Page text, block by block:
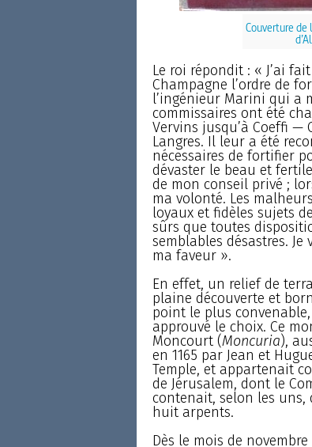
Couverture de
Le roi répondit : « J’ai
Champagne l’ordre de
l’ingénieur Marini qui a
commissaires ont été
Vervins jusqu’à Coeffi —
Langres. Il leur a été
nécessaires de fortifier
dévaster le beau et
de mon conseil privé ;
ma volonté. Les
loyaux et fidèles sujets
sûrs que toutes
semblables désastres.
ma faveur ».
En effet, un relief de
plaine découverte et
point le plus
approuvé le choix. Ce
Moncourt (Moncuria),
en 1165 par Jean et
Temple, et appartenait
de Jérusalem, dont le
contenait, selon les uns,
huit arpents.
Dès le mois de